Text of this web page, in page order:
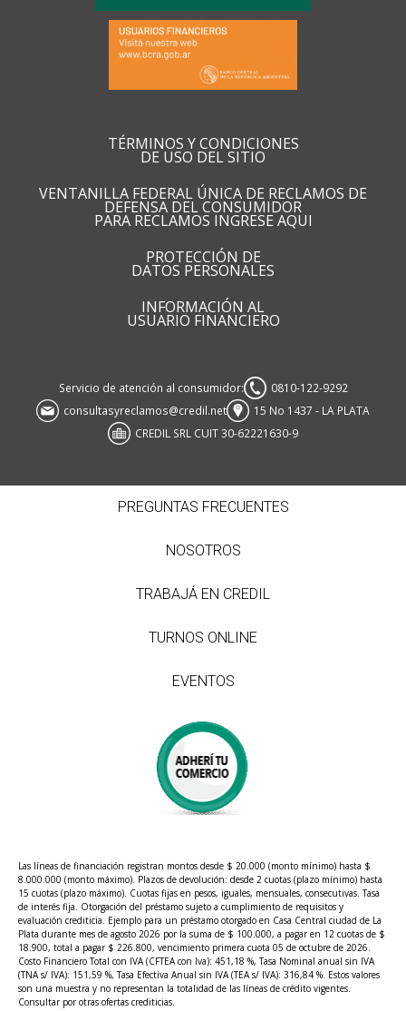
TÉRMINOS Y CONDICIONES
DE USO DEL SITIO
VENTANILLA FEDERAL ÚNICA DE RECLAMOS DE
DEFENSA DEL CONSUMIDOR
PARA RECLAMOS INGRESE AQUI
PROTECCIÓN DE
DATOS PERSONALES
INFORMACIÓN AL
USUARIO FINANCIERO
Servicio de atención al consumidor:
0810-122-9292
consultasyreclamos@credil.net
15 No 1437 - LA PLATA
CREDIL SRL CUIT 30-62221630-9
PREGUNTAS FRECUENTES
NOSOTROS
TRABAJÁ EN CREDIL
TURNOS ONLINE
EVENTOS
Las líneas de financiación registran montos desde $ 20.000 (monto mínimo) hasta $
8.000.000 (monto máximo). Plazos de devolución: desde 2 cuotas (plazo mínimo) hasta
15 cuotas (plazo máximo). Cuotas fijas en pesos, iguales, mensuales, consecutivas. Tasa
de interés fija. Otorgación del préstamo sujeto a cumplimiento de requisitos y
evaluación crediticia. Ejemplo para un préstamo otorgado en Casa Central ciudad de La
Plata durante mes de agosto 2026 por la suma de $ 100.000, a pagar en 12 cuotas de $
18.900, total a pagar $ 226.800, vencimiento primera cuota 05 de octubre de 2026.
Costo Financiero Total con IVA (CFTEA con Iva): 451,18 %, Tasa Nominal anual sin IVA
(TNA s/ IVA): 151,59 %, Tasa Efectiva Anual sin IVA (TEA s/ IVA): 316,84 %. Estos valores
son una muestra y no representan la totalidad de las líneas de crédito vigentes.
Consultar por otras ofertas crediticias.